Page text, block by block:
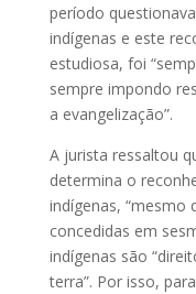
período
indígenas e este
estudiosa, foi
sempre impondo
a evangelização”.
A jurista ressaltou
determina o
indígenas, “mesmo
concedidas em
indígenas são
terra”. Por isso,